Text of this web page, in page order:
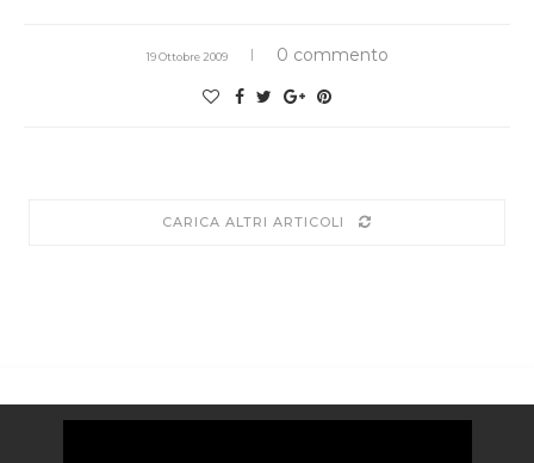
19 Ottobre 2009 0 commento
CARICA ALTRI ARTICOLI